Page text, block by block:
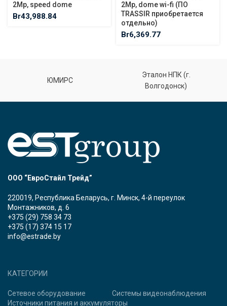
2Mp, speed dome
Br43,988.84
2Mp, dome wi-fi (ПО
TRASSIR приобретается
отдельно)
Br6,369.77
ЮМИРС
Эталон НПК (г.
Волгодонск)
ООО “ЕвроСтайл Трейд”
220019, Республика Беларусь, г. Минск, 4-й переулок
Монтажников, д. 6
+375 (29) 758 34 73
+375 (17) 374 15 17
info@estrade.by
КАТЕГОРИИ
Сетевое оборудование
Системы видеонаблюдения
Источники питания и аккумуляторы